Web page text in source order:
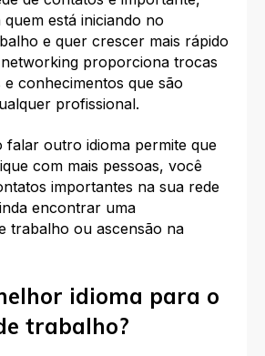
está iniciando no
e quer crescer mais rápido
proporciona trocas
e conhecimentos que são
profissional.
falar outro idioma permite que
com mais pessoas, você
importantes na sua rede
encontrar uma
trabalho ou ascensão na
idioma para o
trabalho?